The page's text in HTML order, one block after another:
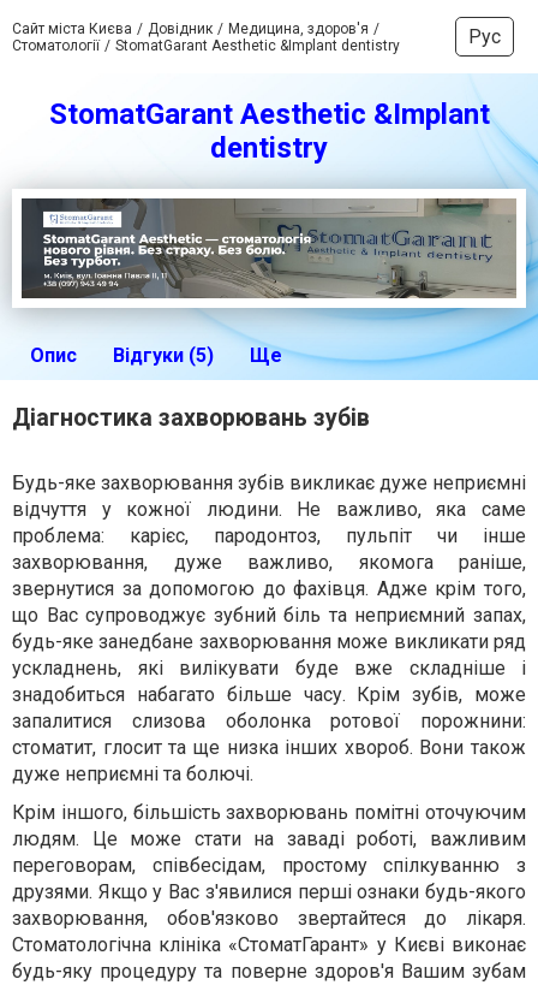
Сайт міста Києва Довідник
Медицина, здоров'я
Стоматології
StomatGarant Aesthetic &Implant dentistry Рус
StomatGarant Aesthetic &Implant
dentistry
Опис Відгуки (5) Ще
Діагностика захворювань зубів
Будь-яке захворювання зубів викликає дуже неприємні
відчуття у кожної людини. Не важливо, яка саме
проблема: карієс, пародонтоз, пульпіт чи інше
захворювання, дуже важливо, якомога раніше,
звернутися за допомогою до фахівця. Адже крім того,
що Вас супроводжує зубний біль та неприємний запах,
будь-яке занедбане захворювання може викликати ряд
ускладнень, які вилікувати буде вже складніше і
знадобиться набагато більше часу. Крім зубів, може
запалитися слизова оболонка ротової порожнини:
стоматит, глосит та ще низка інших хвороб. Вони також
дуже неприємні та болючі.
Крім іншого, більшість захворювань помітні оточуючим
людям. Це може стати на заваді роботі, важливим
переговорам, співбесідам, простому спілкуванню з
друзями. Якщо у Вас з'явилися перші ознаки будь-якого
захворювання, обов'язково звертайтеся до лікаря.
Стоматологічна клініка «СтоматГарант» у Києві виконає
будь-яку процедуру та поверне здоров'я Вашим зубам